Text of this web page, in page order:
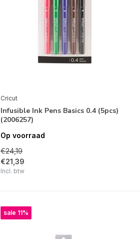
Cricut
Infusible Ink Pens Basics 0.4 (5pcs)
(2006257)
Op voorraad
€24,19
€21,39
Incl. btw
sale 11%